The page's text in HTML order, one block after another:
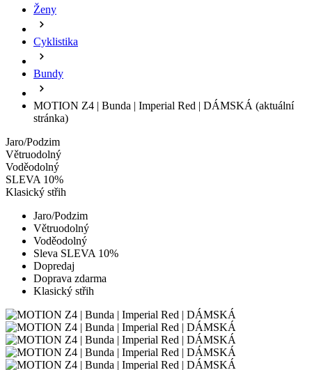
Ženy
Cyklistika
Bundy
MOTION Z4 | Bunda | Imperial Red | DÁMSKÁ (aktuální
stránka)
Jaro/Podzim
Větruodolný
Voděodolný
SLEVA 10%
Klasický střih
Jaro/Podzim
Větruodolný
Voděodolný
Sleva SLEVA 10%
Dopredaj
Doprava zdarma
Klasický střih